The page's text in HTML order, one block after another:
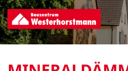
Direkt
zum
Inhalt